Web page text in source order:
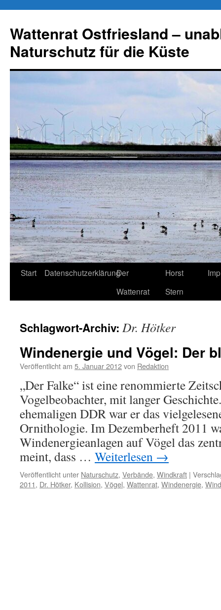
springen
Wattenrat Ostfriesland –
Naturschutz für die Küste
Start DatenschutzerklärungDer
Wattenrat
Horst
Stern
Schlagwort-Archiv: Dr. Hötker
Windenergie und Vögel: Der
Veröffentlicht am 5. Januar 2012von Redaktion
„Der Falke“ ist eine renommierte
Vogelbeobachter, mit langer
ehemaligen DDR war er das
Ornithologie. Im Dezemberheft 2011
Windenergieanlagen auf Vögel das
meint, dass … Weiterlesen →
Veröffentlicht unter Naturschutz, Verbände, Windkraft |
2011, Dr. Hötker, Kollision, Vögel, Wattenrat, Windenergie,